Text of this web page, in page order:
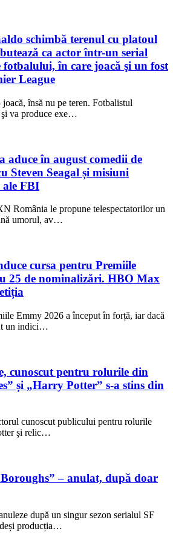
schimbă terenul cu platoul
ca actor într-un serial
fotbalului, în care joacă şi un fost
League
însă nu pe teren. Fotbalistul
va produce exe…
aduce în august comedii de
Steven Seagal și misiuni
ale FBI
România le propune telespectatorilor un
umorul, av…
cursa pentru Premiile
25 de nominalizări. HBO Max
Emmy 2026 a început în forță, iar dacă
un indici…
cunoscut pentru rolurile din
și „Harry Potter” s-a stins din
cunoscut publicului pentru rolurile
şi relic…
– anulat, după doar
după un singur sezon serialul SF
producția…